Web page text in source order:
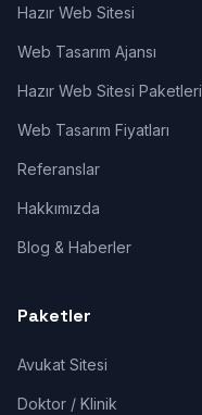
Hazır Web Sitesi
Web Tasarım Ajansı
Hazır Web Sitesi Paketleri
Web Tasarım Fiyatları
Referanslar
Hakkımızda
Blog & Haberler
Paketler
Avukat Sitesi
Doktor / Klinik